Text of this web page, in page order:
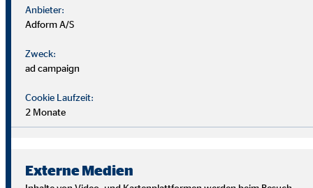
Wir suchen Persönlichkeiten mit Charakter, die aus dem
Du musst kein Finanzprofi sein – unsere Ausbildung bereitet
Anbieter:
Adform A/S
Zweck:
ad campaign
Cookie Laufzeit:
2 Monate
Externe Medien